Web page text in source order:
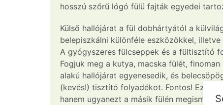
hosszú szőrű lógó fülü fajták egyedei
Külső hallójárat a fül dobhártyától a
belepiszkálni különféle eszközökkel,
A gyógyszeres fülcseppek és a fültisztító
Fogjuk meg a kutya, macska fülét,
alakú hallójárat egyenesedik, és
(kevés!) tisztító folyadékot. Fontos! Ezután
hanem ugyanezt a másik fülén